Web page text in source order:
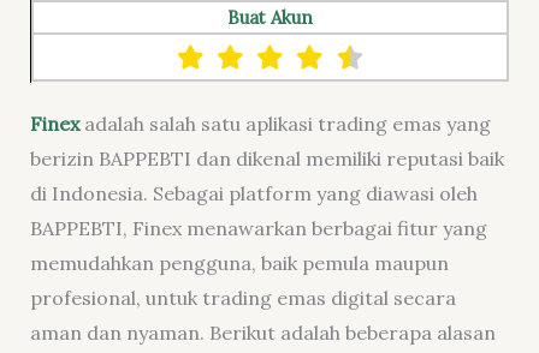
Buat Akun
Finexadalah salah satu aplikasi trading emas yang
berizin BAPPEBTI dan dikenal memiliki reputasi baik
di Indonesia. Sebagai platform yang diawasi oleh
BAPPEBTI, Finex menawarkan berbagai fitur yang
memudahkan pengguna, baik pemula maupun
profesional, untuk trading emas digital secara
aman dan nyaman. Berikut adalah beberapa alasan